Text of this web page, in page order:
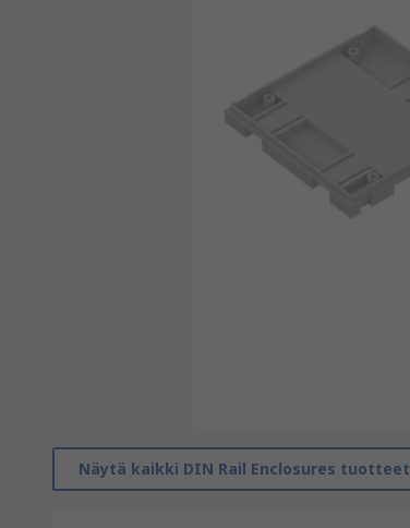
Näytä kaikki DIN Rail Enclosures tuotteet